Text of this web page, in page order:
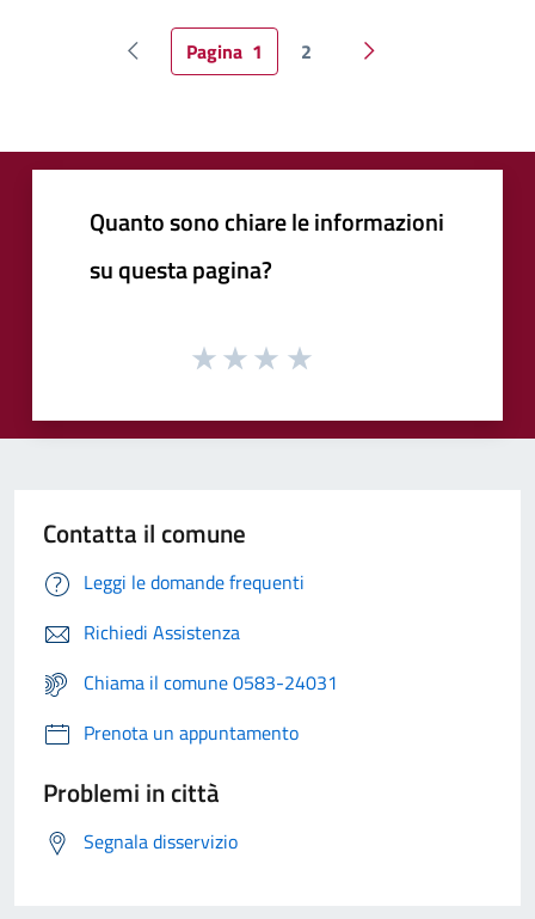
Pagina precedente
Pagina 1 2 Pagina successiva
Quanto sono chiare le informazioni
su questa pagina?
Contatta il comune
Leggi le domande frequenti
Richiedi Assistenza
Chiama il comune 0583-24031
Prenota un appuntamento
Problemi in città
Segnala disservizio